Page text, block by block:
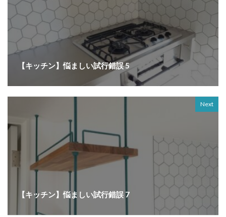
【キッチン】悩ましい試行錯誤 5
Next
【キッチン】悩ましい試行錯誤 7